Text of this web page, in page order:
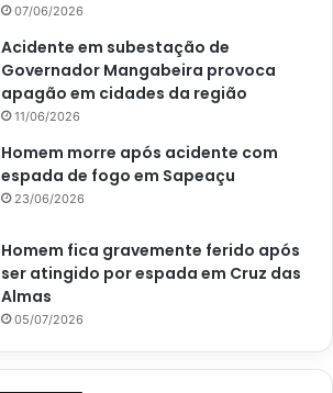
07/06/2026
Acidente em subestação de
Governador Mangabeira provoca
apagão em cidades da região
11/06/2026
Homem morre após acidente com
espada de fogo em Sapeaçu
23/06/2026
Homem fica gravemente ferido após
ser atingido por espada em Cruz das
Almas
05/07/2026